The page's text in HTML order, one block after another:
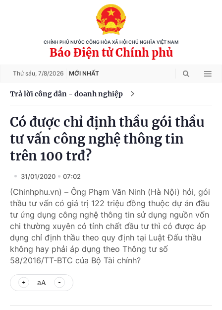
CHÍNH PHỦ NƯỚC CỘNG HÒA XÃ HỘI CHỦ NGHĨA VIỆT NAM
Báo Điện tử Chính phủ
Thứ sáu, 7/8/2026 MỚI NHẤT
Trả lời công dân - doanh nghiệp
Có được chỉ định thầu gói thầu
tư vấn công nghệ thông tin
trên 100 trđ?
31/01/2020 07:02
(Chinhphu.vn) – Ông Phạm Văn Ninh (Hà Nội) hỏi, gói
thầu tư vấn có giá trị 122 triệu đồng thuộc dự án đầu
tư ứng dụng công nghệ thông tin sử dụng nguồn vốn
chi thường xuyên có tính chất đầu tư thì có được áp
dụng chỉ định thầu theo quy định tại Luật Đấu thầu
không hay phải áp dụng theo Thông tư số
58/2016/TT-BTC của Bộ Tài chính?
aA